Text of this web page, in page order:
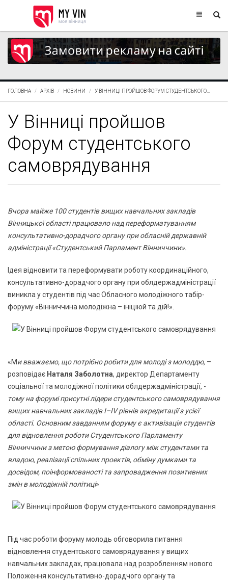
ГОЛОВНА АРХІВ НОВИНИ У ВІННИЦІ ПРОЙШОВ ФОРУМ СТУДЕНТСЬКОГО...
У Вінниці пройшов
Форум студентського
самоврядування
Вчора майже 100 студентів вищих навчальних закладів
Вінницької області працювало над переформатуванням
консультативно-дорадчого органу при обласній державній
адміністрації «Студентський Парламент Вінниччини».
Ідея відновити та переформувати роботу координаційного,
консультативно-дорадчого органу при облдержадміністрації
виникла у студентів під час Обласного молодіжного табір-
форуму «Вінниччина молодіжна – ініціюй та дій!».
«Ми вважаємо, що потрібно робити для молоді з молоддю, –
розповідає Наталя Заболотна, директор Департаменту
соціальної та молодіжної політики облдержадміністрації, -
тому на форумі присутні лідери студентського самоврядування
вищих навчальних закладів I–IV рівнів акредитації з усієї
області. Основним завданням форуму є активізація студентів
для відновлення роботи Студентського Парламенту
Вінниччини з метою формування діалогу між студентами та
владою, реалізації спільних проектів, обміну думками та
досвідом, поінформованості та запровадження позитивних
змін в молодіжній політиці»
Під час роботи форуму молодь обговорила питання
відновлення студентського самоврядування у вищих
навчальних закладах, працювала над розробленням нового
Положення консультативно-дорадчого органу та